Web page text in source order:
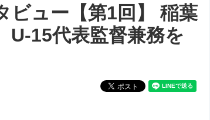
ビュー【第1回】 稲葉
U-15代表監督兼務を